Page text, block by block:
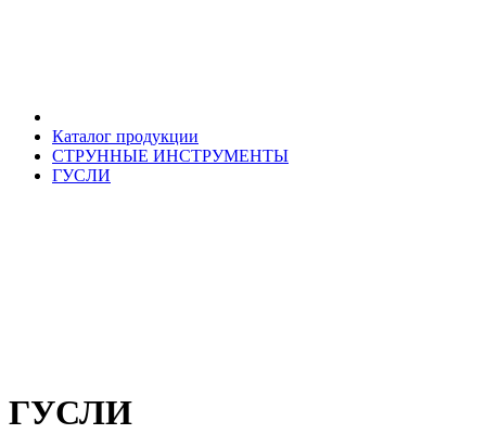
Каталог продукции
СТРУННЫЕ ИНСТРУМЕНТЫ
ГУСЛИ
ГУСЛИ